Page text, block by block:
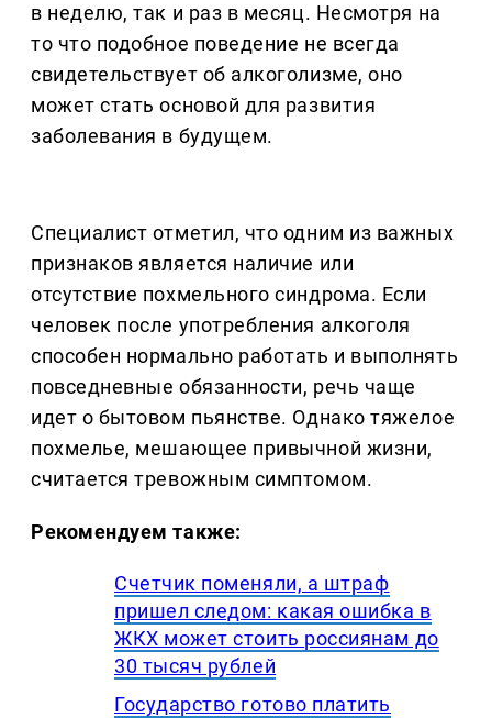
в неделю, так и раз в месяц. Несмотря на
то что подобное поведение не всегда
свидетельствует об алкоголизме, оно
может стать основой для развития
заболевания в будущем.
Специалист отметил, что одним из важных
признаков является наличие или
отсутствие похмельного синдрома. Если
человек после употребления алкоголя
способен нормально работать и выполнять
повседневные обязанности, речь чаще
идет о бытовом пьянстве. Однако тяжелое
похмелье, мешающее привычной жизни,
считается тревожным симптомом.
Рекомендуем также:
Счетчик поменяли, а штраф
пришел следом: какая ошибка в
ЖКХ может стоить россиянам до
30 тысяч рублей
Государство готово платить